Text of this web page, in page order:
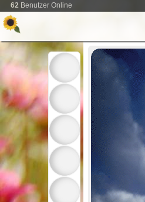
62 Benutzer Online